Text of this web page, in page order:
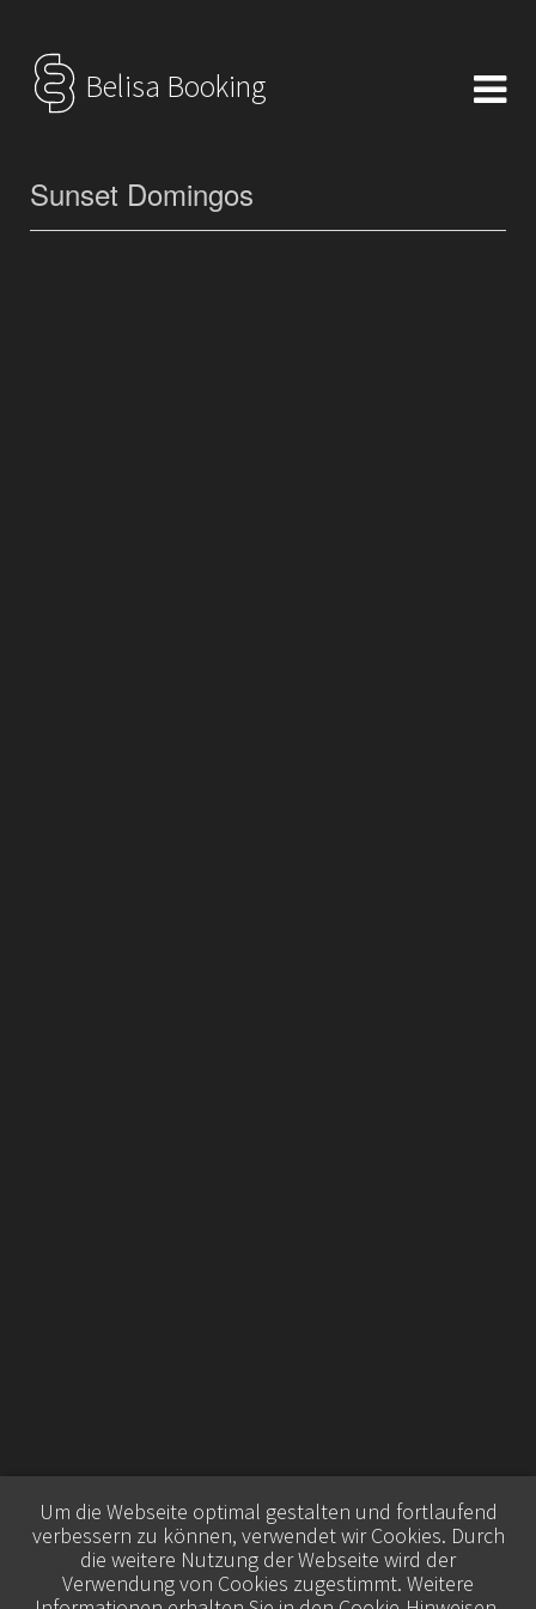
Belisa Booking
Sunset Domingos
Um die Webseite optimal gestalten und fortlaufend
verbessern zu können, verwendet wir Cookies. Durch
die weitere Nutzung der Webseite wird der
Verwendung von Cookies zugestimmt. Weitere